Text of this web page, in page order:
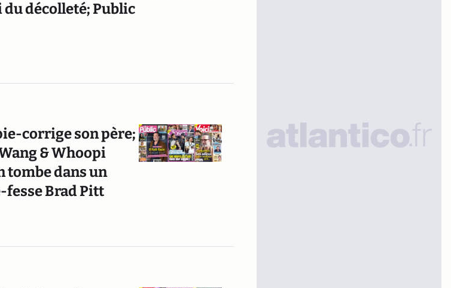
décolleté; Public
corrige son père;
& Whoopi
tombe dans un
fesse Brad Pitt